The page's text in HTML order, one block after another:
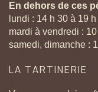
En dehors de ces
lundi : 14 h 30 à 19 h
mardi à vendredi :
samedi, dimanche :
LA TARTINERIE